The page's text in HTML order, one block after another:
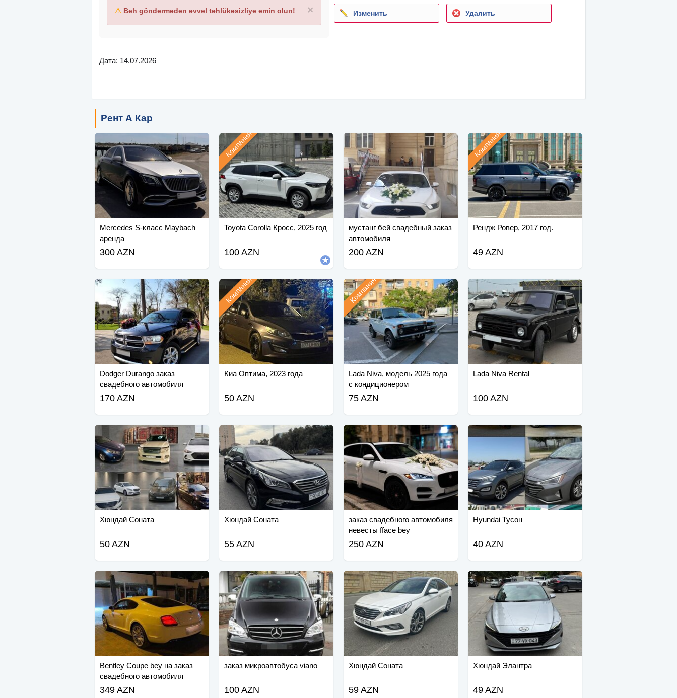
×
⚠ Beh göndərmədən əvvəl təhlükəsizliyə əmin olun!
Дата: 14.07.2026
Изменить Удалить
Рент А Кар
Mercedes S-класс Maybach
аренда
300 AZN
Toyota Corolla Кросс, 2025 год
Компания
100 AZN
мустанг бей свадебный заказ
автомобиля
200 AZN
Рендж Ровер, 2017 год.
Компания
49 AZN
Dodger Durango заказ
свадебного автомобиля
невесты
170 AZN
Киа Оптима, 2023 года
Компания
50 AZN
Lada Niva, модель 2025 года
с кондиционером
Компания
75 AZN
Lada Niva Rental
100 AZN
Хюндай Соната
50 AZN
Хюндай Соната
55 AZN
заказ свадебного автомобиля
невесты fface bey
250 AZN
Hyundai Тусон
40 AZN
Bentley Coupe bey на заказ
свадебного автомобиля
невесты
349 AZN
заказ микроавтобуса viano
100 AZN
Хюндай Соната
59 AZN
Хюндай Элантра
49 AZN